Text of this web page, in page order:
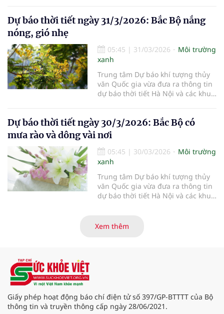
Dự báo thời tiết ngày 31/3/2026: Bắc Bộ nắng
nóng, gió nhẹ
05:45 | 31/03/2026
Môi trường
xanh
Trung tâm Dự báo khí tượng thủy
văn Quốc gia vừa đưa ra thông tin
dự báo thời tiết Hà Nội và các khu
Dự báo thời tiết ngày 30/3/2026: Bắc Bộ có
mưa rào và dông vài nơi
05:45 | 30/03/2026
Môi trường
xanh
Trung tâm Dự báo khí tượng thủy
văn Quốc gia vừa đưa ra thông tin
dự báo thời tiết Hà Nội và các khu
Xem thêm
Giấy phép hoạt động báo chí điện tử số 397/GP-BTTTT của Bộ
thông tin và truyền thông cấp ngày 28/06/2021.